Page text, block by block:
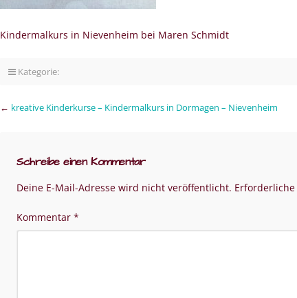
Kindermalkurs in Nievenheim bei Maren Schmidt
Kategorie:
← kreative Kinderkurse – Kindermalkurs in Dormagen – Nievenheim
Schreibe einen Kommentar
Deine E-Mail-Adresse wird nicht veröffentlicht.
Kommentar *